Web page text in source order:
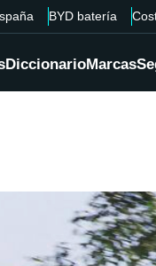
BYD batería
DiccionarioMarcas